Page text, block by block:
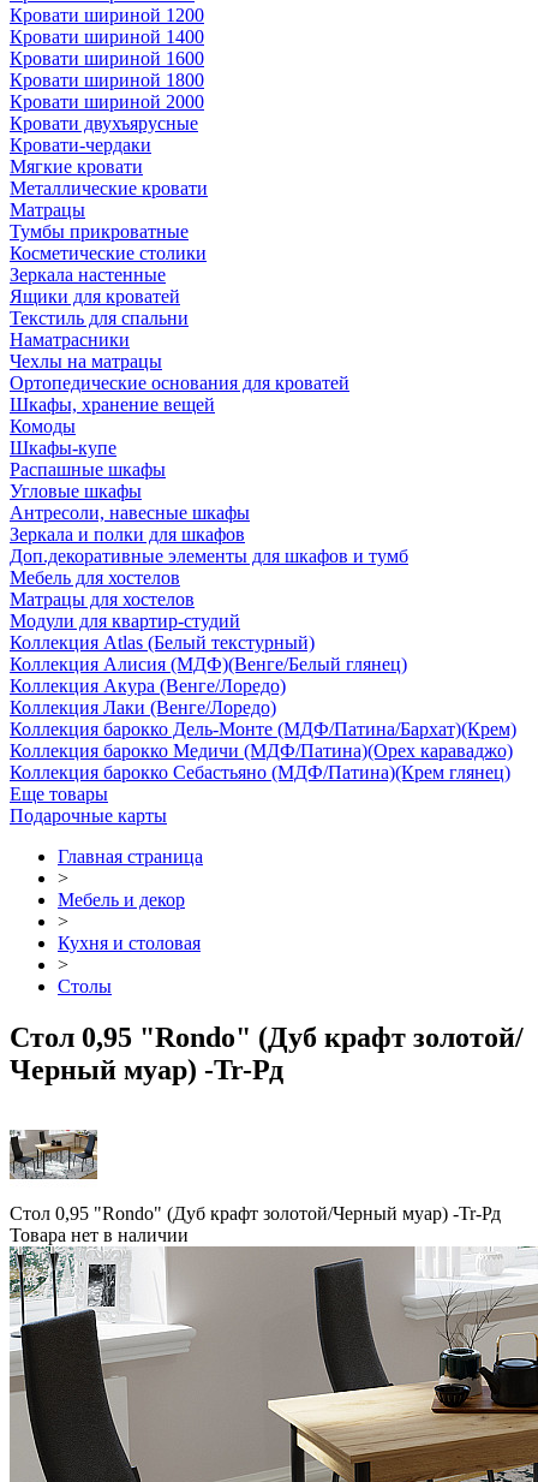
Кровати шириной 1200
Кровати шириной 1400
Кровати шириной 1600
Кровати шириной 1800
Кровати шириной 2000
Кровати двухъярусные
Кровати-чердаки
Мягкие кровати
Металлические кровати
Матрацы
Тумбы прикроватные
Косметические столики
Зеркала настенные
Ящики для кроватей
Текстиль для спальни
Наматрасники
Чехлы на матрацы
Ортопедические основания для кроватей
Шкафы, хранение вещей
Комоды
Шкафы-купе
Распашные шкафы
Угловые шкафы
Антресоли, навесные шкафы
Зеркала и полки для шкафов
Доп.декоративные элементы для шкафов и тумб
Мебель для хостелов
Матрацы для хостелов
Модули для квартир-студий
Коллекция Atlas (Белый текстурный)
Коллекция Алисия (МДФ)(Венге/Белый глянец)
Коллекция Акура (Венге/Лоредо)
Коллекция Лаки (Венге/Лоредо)
Коллекция барокко Дель-Монте (МДФ/Патина/Бархат)(Крем)
Коллекция барокко Медичи (МДФ/Патина)(Орех караваджо)
Коллекция барокко Себастьяно (МДФ/Патина)(Крем глянец)
Еще товары
Подарочные карты
Главная страница
>
Мебель и декор
>
Кухня и столовая
>
Столы
Стол 0,95 "Rondo" (Дуб крафт золотой/
Черный муар) -Tr-Рд
Стол 0,95 "Rondo" (Дуб крафт золотой/Черный муар) -Tr-Рд
Товара нет в наличии